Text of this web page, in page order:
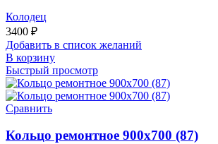
Колодец
3400 ₽
Добавить в список желаний
В корзину
Быстрый просмотр
Сравнить
Кольцо ремонтное 900х700 (87)